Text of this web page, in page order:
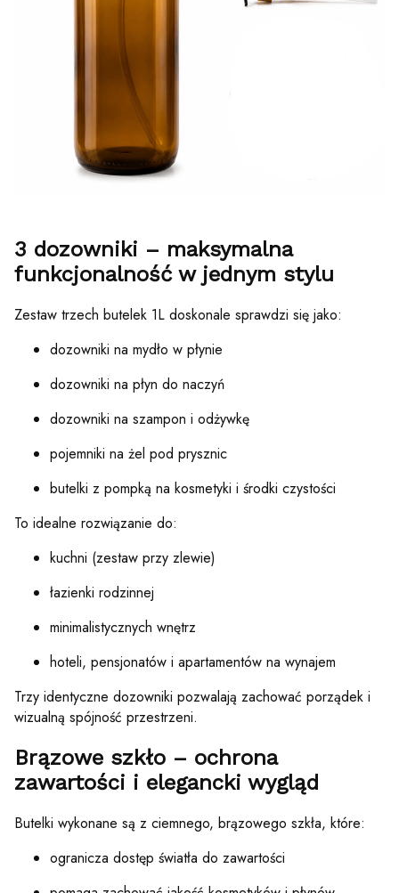
3 dozowniki – maksymalna
funkcjonalność w jednym stylu
Zestaw trzech butelek 1L doskonale sprawdzi się jako:
dozowniki na mydło w płynie
dozowniki na płyn do naczyń
dozowniki na szampon i odżywkę
pojemniki na żel pod prysznic
butelki z pompką na kosmetyki i środki czystości
To idealne rozwiązanie do:
kuchni (zestaw przy zlewie)
łazienki rodzinnej
minimalistycznych wnętrz
hoteli, pensjonatów i apartamentów na wynajem
Trzy identyczne dozowniki pozwalają zachować porządek i
wizualną spójność przestrzeni.
Brązowe szkło – ochrona
zawartości i elegancki wygląd
Butelki wykonane są z ciemnego, brązowego szkła, które:
ogranicza dostęp światła do zawartości